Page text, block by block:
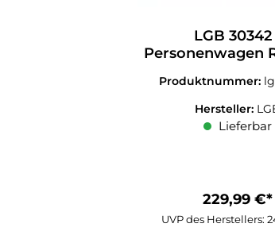
LGB 30342
Personenwagen
Produktnummer:
Hersteller:
Lieferbar
229,99 €*
UVP des Herstellers: